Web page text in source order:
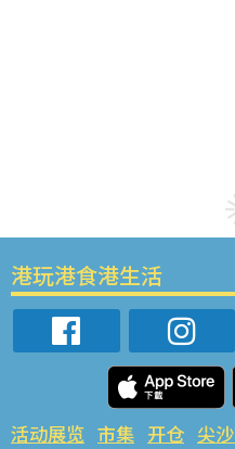
港玩港食港生活
活动展览 市集 开仓 尖